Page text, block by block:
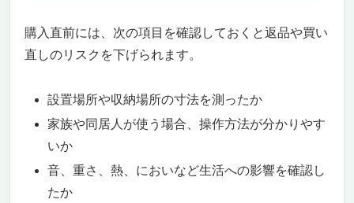
購入直前には、次の項目を確認しておくと返品や買い
直しのリスクを下げられます。
設置場所や収納場所の寸法を測ったか
家族や同居人が使う場合、操作方法が分かりやす
いか
音、重さ、熱、においなど生活への影響を確認し
たか